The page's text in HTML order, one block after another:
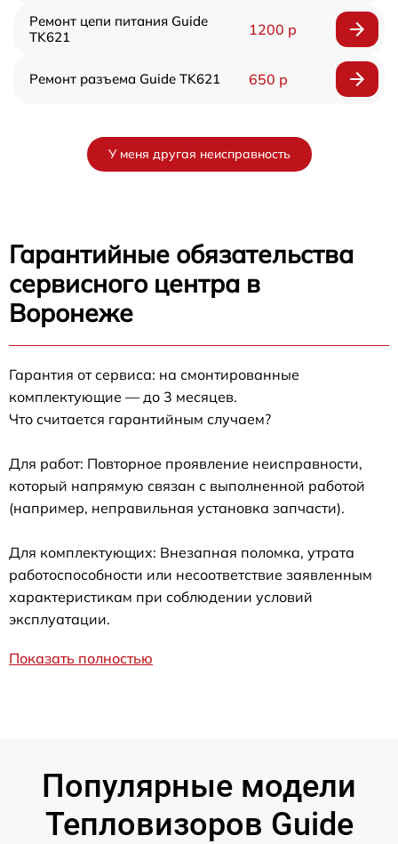
Ремонт цепи питания Guide
TK621
1200 р
Ремонт разъема Guide TK621 650 р
У меня другая неисправность
Гарантийные обязательства
сервисного центра в
Воронеже
Гарантия от сервиса: на смонтированные
комплектующие — до 3 месяцев.
Что считается гарантийным случаем?
Для работ: Повторное проявление неисправности,
который напрямую связан с выполненной работой
(например, неправильная установка запчасти).
Для комплектующих: Внезапная поломка, утрата
работоспособности или несоответствие заявленным
характеристикам при соблюдении условий
эксплуатации.
Показать полностью
Популярные модели
Тепловизоров Guide